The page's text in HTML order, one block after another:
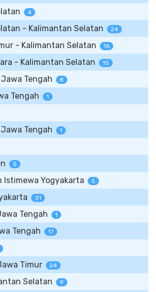
4
- Kalimantan Selatan 24
- Kalimantan Selatan 16
- Kalimantan Selatan 15
Tengah 8
Tengah 1
Tengah 1
5
Istimewa Yogyakarta 5
31
Tengah 1
Tengah 17
Timur 24
Selatan 9